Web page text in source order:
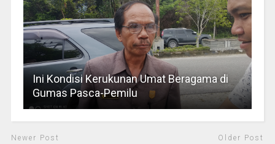
Ini Kondisi Kerukunan Umat Beragama di
Gumas Pasca-Pemilu
Newer Post Older Post